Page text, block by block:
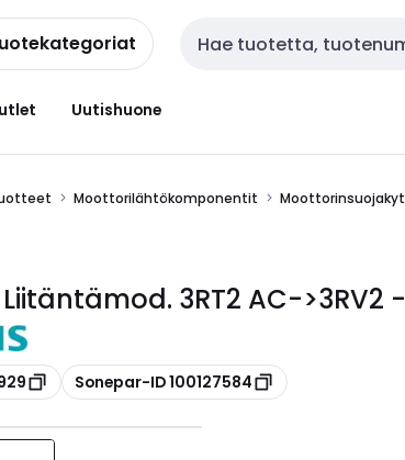
Haku
Uutishuone
Moottorilähtökomponentit
Liitäntämod. 3RT2 AC->3RV2
Kopioi
Sonepar-ID 100127584